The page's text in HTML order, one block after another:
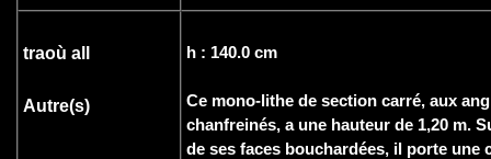
traoù all
Autre(s)
h : 140.0 cm
Ce mono-lithe de section carré, aux
chanfreinés, a une hauteur de 1,20 m.
de ses faces bouchardées, il porte une